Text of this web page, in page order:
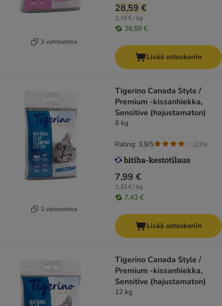
3 vaihtoehtoa
28,59 €
1,19 € / kg
26,59 €
Lisää ostoskoriin
3 vaihtoehtoa
Tigerino Canada Style /
Premium -kissanhiekka,
Sensitive (hajustamaton)
6 kg
7,99 €
1,33 € / kg
7,43 €
Rating: 3.9/5 (225)
Lisää ostoskoriin
Tigerino Canada Style /
Premium -kissanhiekka,
Sensitive (hajustamaton)
12 kg